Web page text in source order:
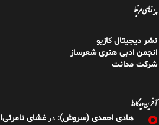
پیوندهای مرتبط
نشر دیجیتال کازیو
انجمن ادبی هنری شعرساز
شرکت مدانت
آخرین دیدگاه‌ها
هادی احمدی (سروش): در غشای نامرئی!